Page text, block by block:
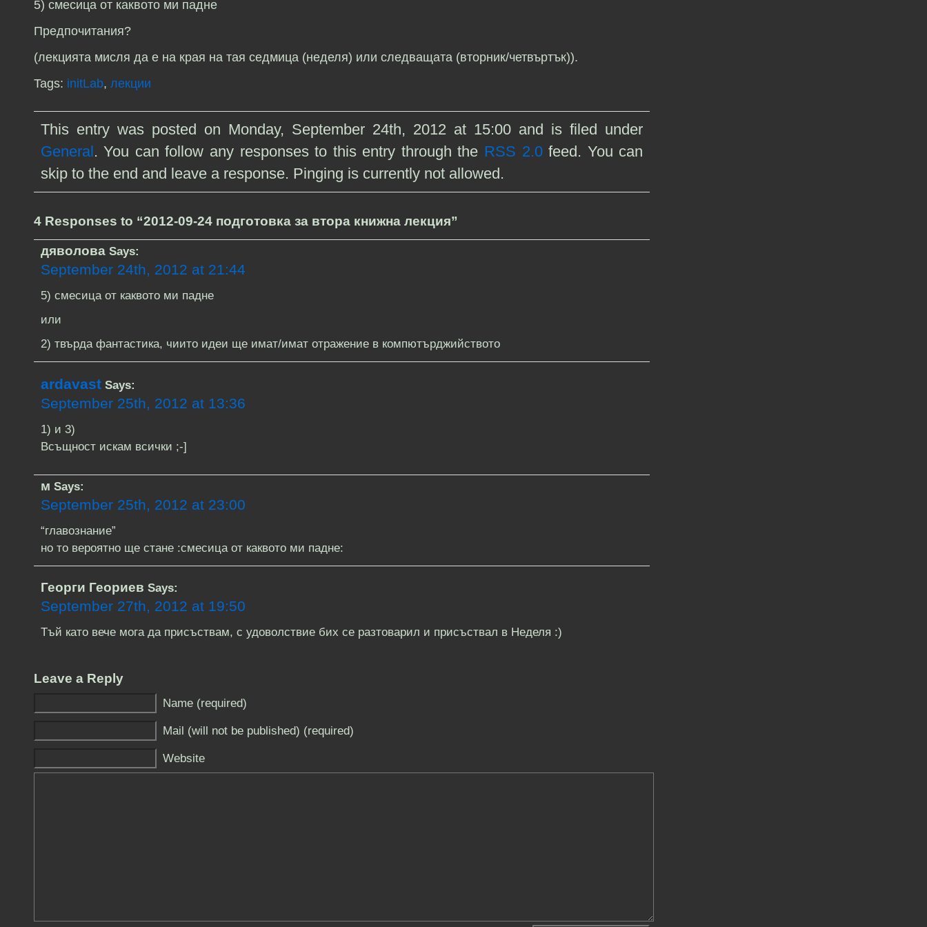
5) смесица от каквото ми падне
Предпочитания?
(лекцията мисля да е на края на тая седмица (неделя) или следващата (вторник/четвъртък)).
Tags: initLab, лекции
This entry was posted on Monday, September 24th, 2012 at 15:00 and is filed under
General. You can follow any responses to this entry through the RSS 2.0feed. You can
skip to the end and leave a response. Pinging is currently not allowed.
4 Responses to “2012-09-24 подготовка за втора книжна лекция”
дяволоваSays:
September 24th, 2012 at 21:44
5) смесица от каквото ми падне
или
2) твърда фантастика, чиито идеи ще имат/имат отражение в компютърджийството
ardavastSays:
September 25th, 2012 at 13:36
1) и 3)
Всъщност искам всички ;-]
м Says:
September 25th, 2012 at 23:00
“главознание”
но то вероятно ще стане :смесица от каквото ми падне:
Георги Геориев Says:
September 27th, 2012 at 19:50
Тъй като вече мога да присъствам, с удоволствие бих се разтоварил и присъствал в Неделя :)
Leave a Reply
Name (required)
Mail (will not be published) (required)
Website